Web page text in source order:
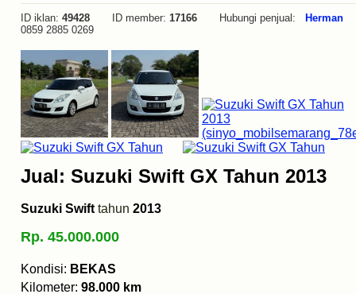
ID iklan: 49428 ID member: 17166 Hubungi penjual:
Herman
0859 2885 0269
Jual: Suzuki Swift GX Tahun 2013
Suzuki Swift tahun 2013
Rp. 45.000.000
Kondisi: BEKAS
Kilometer: 98.000 km